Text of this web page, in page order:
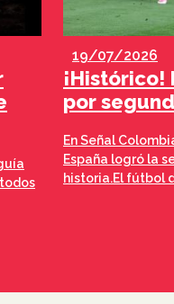
19/07/2026
¡Histórico!
por
En Señal
España logró la
historia.El fútbol